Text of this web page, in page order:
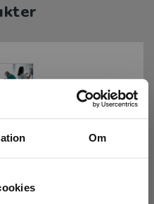
Om
möten i medicin och